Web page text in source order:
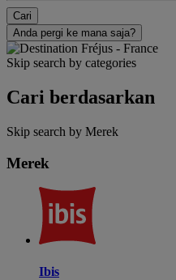
Cari
Anda pergi ke mana saja?
Skip search by categories
Cari berdasarkan
Skip search by Merek
Merek
Ibis